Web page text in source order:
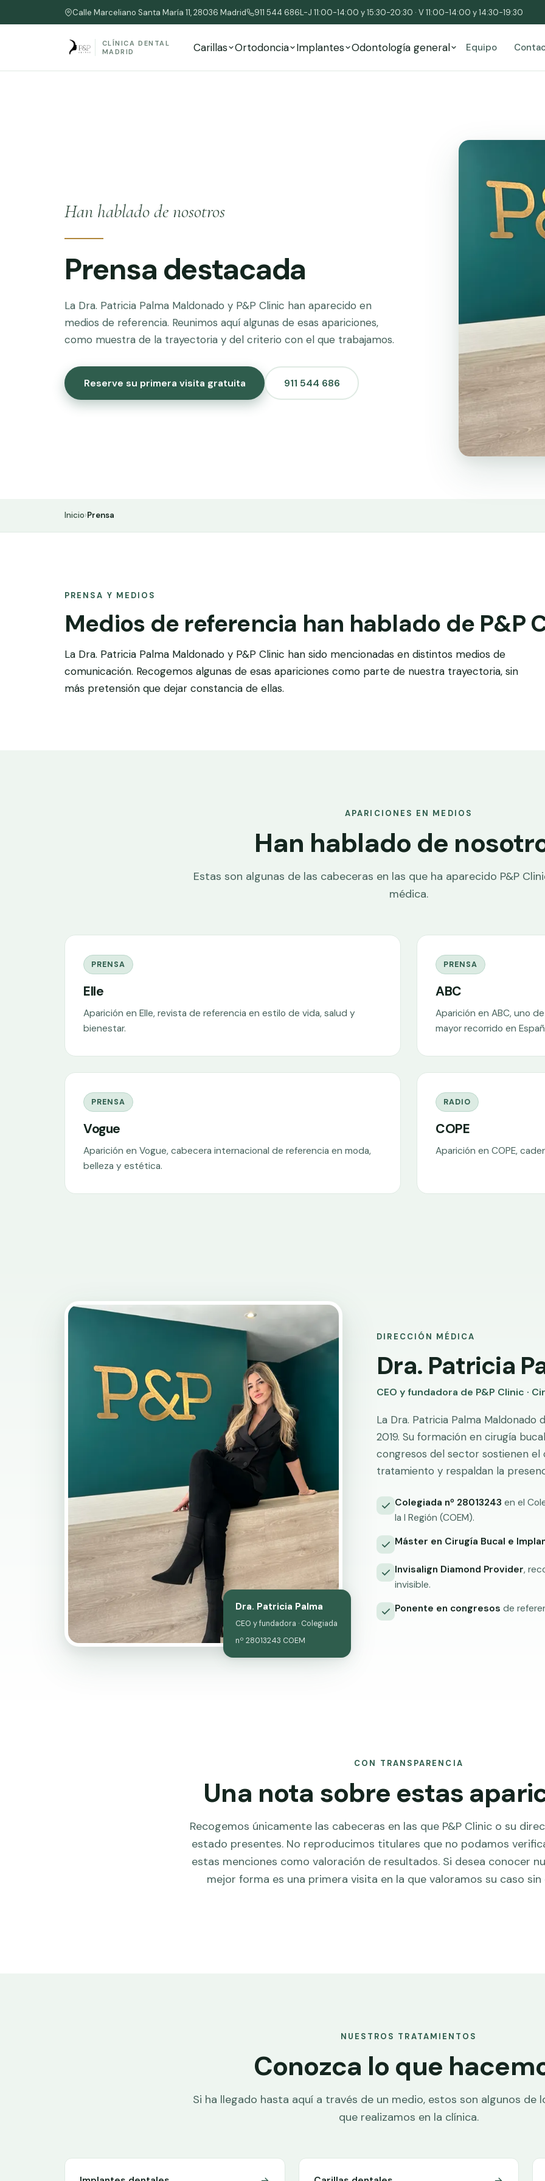
Calle Marceliano Santa María 11, 28036 Madrid 911 544 686L-J 11:00-14:00 y 15:30-20:30 · V 11:00-14:00 y 14:30-19:30
CLÍNICA DENTAL
MADRID
Carillas Ortodoncia Implantes Odontología general Equipo
Han hablado de nosotros
Prensa destacada
La Dra. Patricia Palma Maldonado y P&P Clinic han aparecido en
medios de referencia. Reunimos aquí algunas de esas apariciones,
como muestra de la trayectoria y del criterio con el que trabajamos.
Reserve su primera visita gratuita 911 544 686
Inicio›Prensa
PRENSA Y MEDIOS
Medios de referencia han hablado de P&P
La Dra. Patricia Palma Maldonado y P&P Clinic han sido mencionadas en distintos medios de
comunicación. Recogemos algunas de esas apariciones como parte de nuestra trayectoria, sin
más pretensión que dejar constancia de ellas.
APARICIONES EN MEDIOS
Han hablado de
Estas son algunas de las cabeceras en las que ha aparecido P&P
médica.
PRENSA
Elle
Aparición en Elle, revista de referencia en estilo de vida, salud y
bienestar.
PRENSA
ABC
Aparición en ABC, uno
mayor recorrido en
PRENSA
Vogue
Aparición en Vogue, cabecera internacional de referencia en moda,
belleza y estética.
RADIO
COPE
Aparición en COPE,
Dra. Patricia Palma
CEO y fundadora · Colegiada
nº 28013243 COEM
DIRECCIÓN MÉDICA
Dra. Patricia
CEO y fundadora de P&P Clinic ·
La Dra. Patricia Palma
2019. Su formación en cirugía
congresos del sector sostienen
tratamiento y respaldan la
Colegiada nº 28013243 en el
la I Región (COEM).
Máster en Cirugía Bucal e
Invisalign Diamond Provider,
invisible.
Ponente en congresos de
CON TRANSPARENCIA
Una nota sobre estas
Recogemos únicamente las cabeceras en las que P&P Clinic o su
estado presentes. No reproducimos titulares que no podamos
estas menciones como valoración de resultados. Si desea conocer
mejor forma es una primera visita en la que valoramos su caso
NUESTROS TRATAMIENTOS
Conozca lo que
Si ha llegado hasta aquí a través de un medio, estos son algunos de
que realizamos en la clínica.